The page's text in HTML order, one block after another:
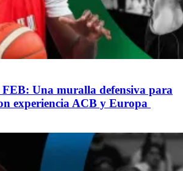
Una muralla defensiva para
experiencia ACB y Europa